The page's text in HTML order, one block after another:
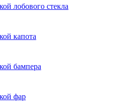
лобового стекла
капота
бампера
фар